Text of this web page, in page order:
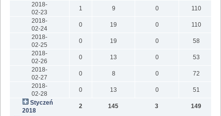
2018-
02-23
1 9 0
110
2018-
02-24
0 19 0
110
2018-
02-25
0 19 0
58
2018-
02-26
0 13 0
53
2018-
02-27
0 8 0
72
2018-
02-28
0 13 0
51
Styczeń
2018
2 145 3 149